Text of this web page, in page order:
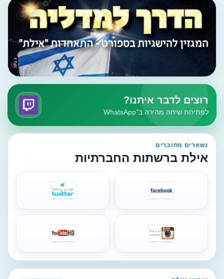
רוצים לדבר איתנו?
לפתיחת שיחה מהירה ב־WhatsApp
נשארים מחוברים
אילת ברשתות החברתיות